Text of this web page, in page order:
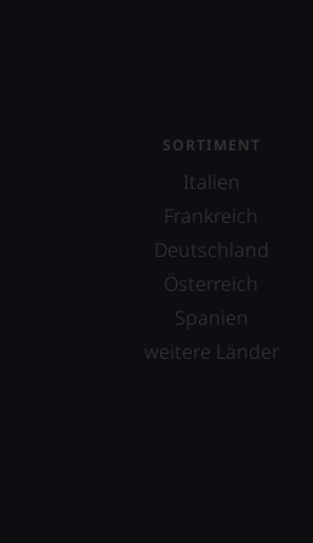
Aurore Casanova
Barón de Ley
Baron Philippe de Rothschild
SORTIMENT
Italien
Frankreich
Deutschland
Österreich
Spanien
weitere Länder